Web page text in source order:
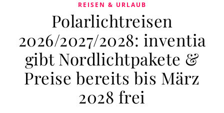
REISEN & URLAUB
Polarlichtreisen
2026/2027/2028: inventia
gibt Nordlichtpakete &
Preise bereits bis März
2028 frei